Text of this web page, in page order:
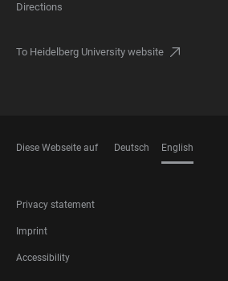
Directions
To Heidelberg University website
Diese Webseite auf Deutsch English
FOOTER
LEGAL
Privacy statement
Imprint
Accessibility